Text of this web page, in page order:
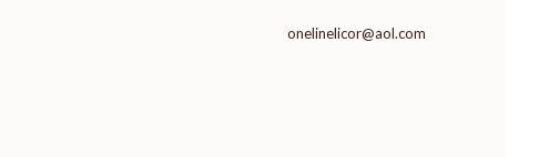
onelinelicor@aol.com